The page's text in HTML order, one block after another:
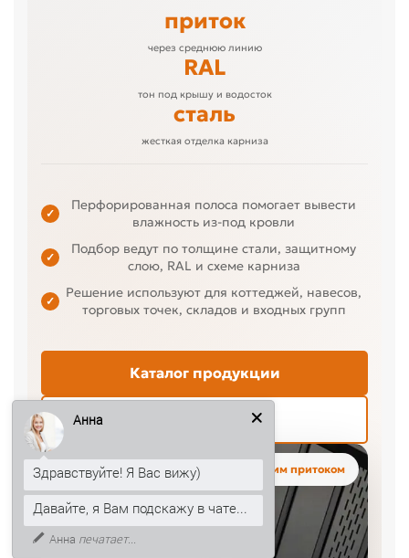
приток
через среднюю линию
RAL
тон под крышу и водосток
сталь
жесткая отделка карниза
✓
Перфорированная полоса помогает вывести
влажность из-под кровли
✓
Подбор ведут по толщине стали, защитному
слою, RAL и схеме карниза
✓
Решение используют для коттеджей, навесов,
торговых точек, складов и входных групп
Каталог продукции
Написать нам
Закрытый свес с рабочим притоком
Здравствуйте! Я Вас вижу)
Давайте, я Вам подскажу в чате...
К тому же, могу рассказать, как
получить скидку 5% на первый
заказ.